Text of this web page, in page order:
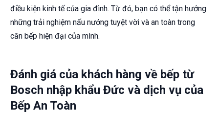
điều kiện kinh tế của gia đình. Từ đó, bạn có thể tận hưởng
những trải nghiệm nấu nướng tuyệt vời và an toàn trong
căn bếp hiện đại của mình.
Đánh giá của khách hàng về bếp từ
Bosch nhập khẩu Đức và dịch vụ của
Bếp An Toàn